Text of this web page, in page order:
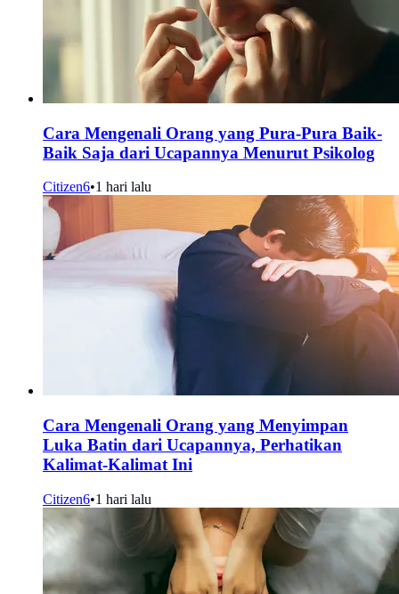
Cara Mengenali Orang yang Pura-Pura Baik-
Baik Saja dari Ucapannya Menurut Psikolog
Citizen6•1 hari lalu
Cara Mengenali Orang yang Menyimpan
Luka Batin dari Ucapannya, Perhatikan
Kalimat-Kalimat Ini
Citizen6•1 hari lalu